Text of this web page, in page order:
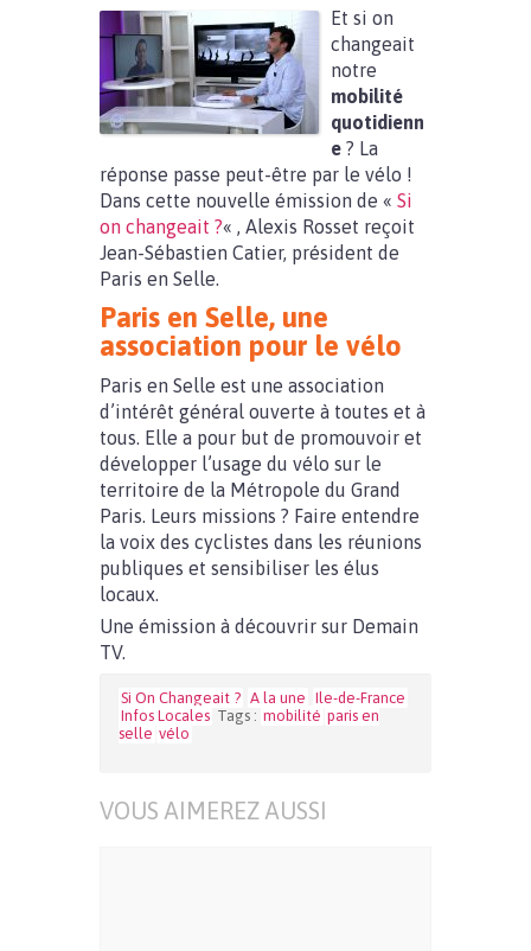
Et si on
changeait
notre
mobilité
quotidienn
e ? La
réponse passe peut-être par le vélo !
Dans cette nouvelle émission de « Si
on changeait ?« , Alexis Rosset reçoit
Jean-Sébastien Catier, président de
Paris en Selle.
Paris en Selle, une
association pour le vélo
Paris en Selle est une association
d’intérêt général ouverte à toutes et à
tous. Elle a pour but de promouvoir et
développer l’usage du vélo sur le
territoire de la Métropole du Grand
Paris. Leurs missions ? Faire entendre
la voix des cyclistes dans les réunions
publiques et sensibiliser les élus
locaux.
Une émission à découvrir sur Demain
TV.
Si On Changeait ? A la une Ile-de-France
Infos Locales Tags : mobilité paris en
selle vélo
VOUS AIMEREZ AUSSI